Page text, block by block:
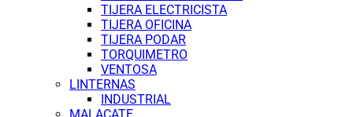
TIJERA ELECTRICISTA
TIJERA OFICINA
TIJERA PODAR
TORQUIMETRO
VENTOSA
LINTERNAS
INDUSTRIAL